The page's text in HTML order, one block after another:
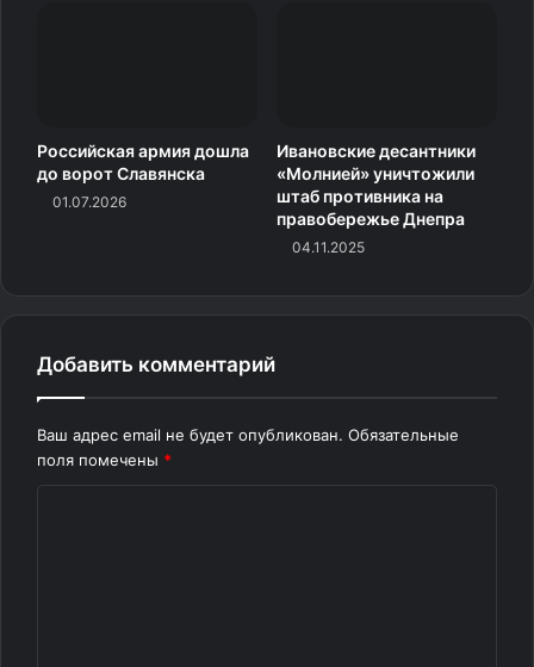
Российская армия дошла
до ворот Славянска
01.07.2026
Ивановские десантники
«Молнией» уничтожили
штаб противника на
правобережье Днепра
04.11.2025
Добавить комментарий
Ваш адрес email не будет опубликован. Обязательные
поля помечены *